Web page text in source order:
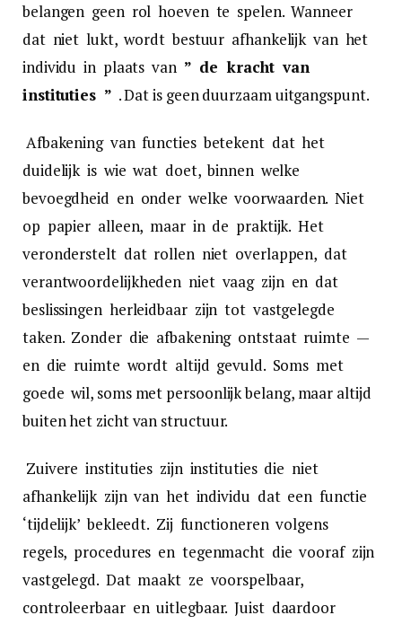
belangen geen rol hoeven te spelen. Wanneer
dat niet lukt, wordt bestuur afhankelijk van het
individu in plaats van ” de kracht van
instituties ” . Dat is geen duurzaam uitgangspunt.
Afbakening van functies betekent dat het
duidelijk is wie wat doet, binnen welke
bevoegdheid en onder welke voorwaarden. Niet
op papier alleen, maar in de praktijk. Het
veronderstelt dat rollen niet overlappen, dat
verantwoordelijkheden niet vaag zijn en dat
beslissingen herleidbaar zijn tot vastgelegde
taken. Zonder die afbakening ontstaat ruimte —
en die ruimte wordt altijd gevuld. Soms met
goede wil, soms met persoonlijk belang, maar altijd
buiten het zicht van structuur.
Zuivere instituties zijn instituties die niet
afhankelijk zijn van het individu dat een functie
‘tijdelijk’ bekleedt. Zij functioneren volgens
regels, procedures en tegenmacht die vooraf zijn
vastgelegd. Dat maakt ze voorspelbaar,
controleerbaar en uitlegbaar. Juist daardoor